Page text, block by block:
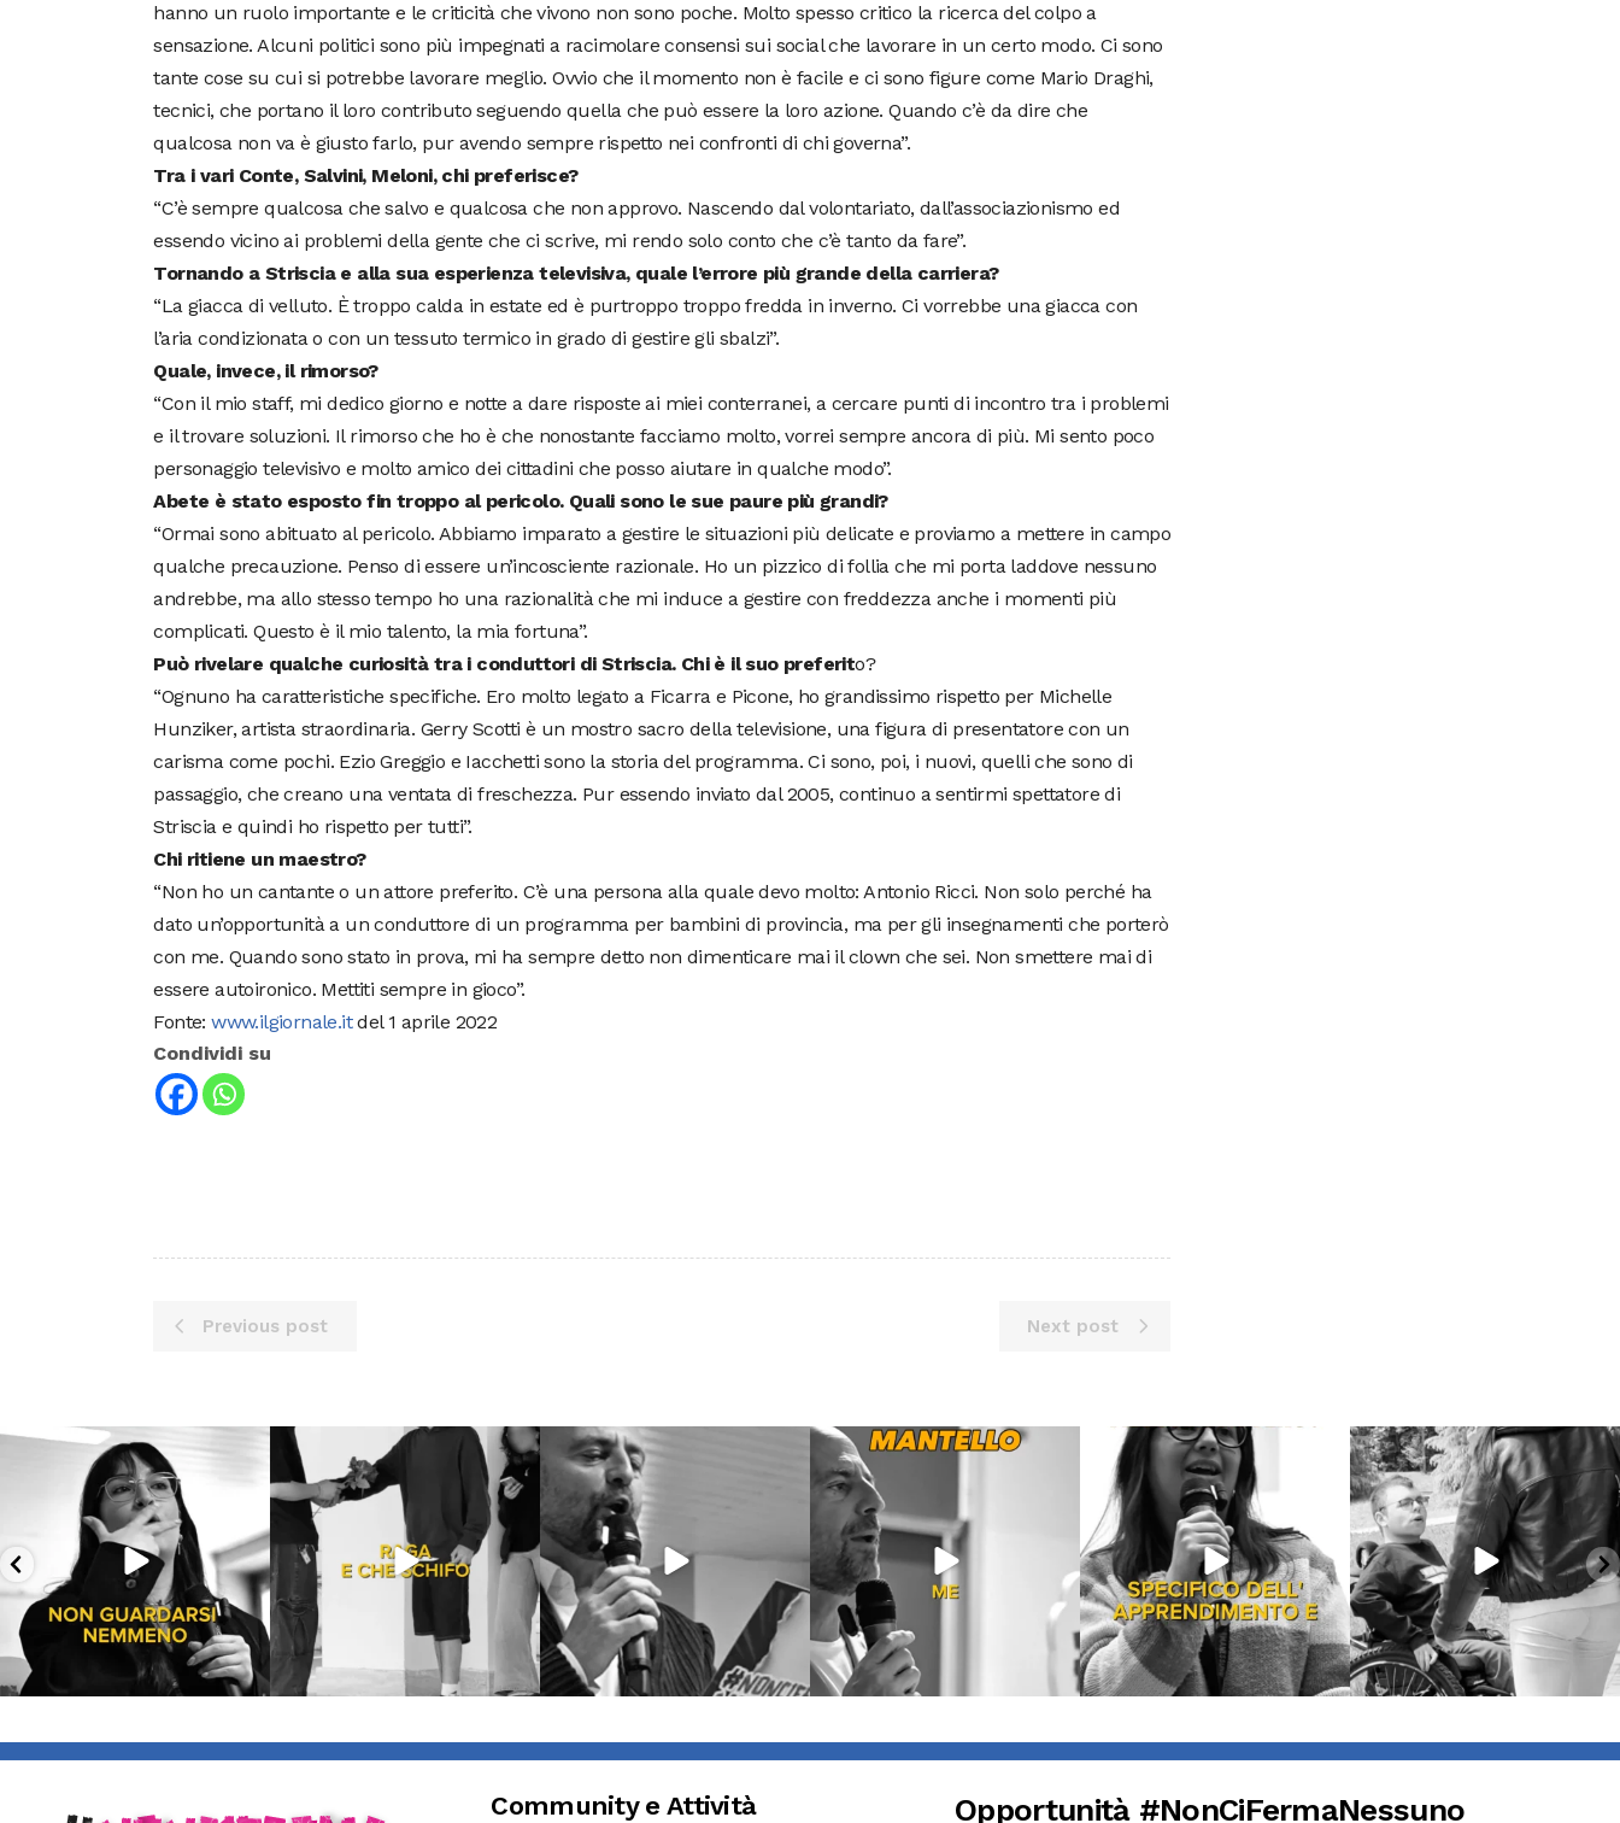
hanno un ruolo importante e le criticità che vivono non sono poche. Molto spesso critico la ricerca del colpo a
sensazione. Alcuni politici sono più impegnati a racimolare consensi sui social che lavorare in un certo modo. Ci sono
tante cose su cui si potrebbe lavorare meglio. Ovvio che il momento non è facile e ci sono figure come Mario Draghi,
tecnici, che portano il loro contributo seguendo quella che può essere la loro azione. Quando c’è da dire che
qualcosa non va è giusto farlo, pur avendo sempre rispetto nei confronti di chi governa”.
Tra i vari Conte, Salvini, Meloni, chi preferisce?
“C’è sempre qualcosa che salvo e qualcosa che non approvo. Nascendo dal volontariato, dall’associazionismo ed
essendo vicino ai problemi della gente che ci scrive, mi rendo solo conto che c’è tanto da fare”.
Tornando a Striscia e alla sua esperienza televisiva, quale l’errore più grande della carriera?
“La giacca di velluto. È troppo calda in estate ed è purtroppo troppo fredda in inverno. Ci vorrebbe una giacca con
l’aria condizionata o con un tessuto termico in grado di gestire gli sbalzi”.
Quale, invece, il rimorso?
“Con il mio staff, mi dedico giorno e notte a dare risposte ai miei conterranei, a cercare punti di incontro tra i problemi
e il trovare soluzioni. Il rimorso che ho è che nonostante facciamo molto, vorrei sempre ancora di più. Mi sento poco
personaggio televisivo e molto amico dei cittadini che posso aiutare in qualche modo”.
Abete è stato esposto fin troppo al pericolo. Quali sono le sue paure più grandi?
“Ormai sono abituato al pericolo. Abbiamo imparato a gestire le situazioni più delicate e proviamo a mettere in campo
qualche precauzione. Penso di essere un’incosciente razionale. Ho un pizzico di follia che mi porta laddove nessuno
andrebbe, ma allo stesso tempo ho una razionalità che mi induce a gestire con freddezza anche i momenti più
complicati. Questo è il mio talento, la mia fortuna”.
Può rivelare qualche curiosità tra i conduttori di Striscia. Chi è il suo preferito?
“Ognuno ha caratteristiche specifiche. Ero molto legato a Ficarra e Picone, ho grandissimo rispetto per Michelle
Hunziker, artista straordinaria. Gerry Scotti è un mostro sacro della televisione, una figura di presentatore con un
carisma come pochi. Ezio Greggio e Iacchetti sono la storia del programma. Ci sono, poi, i nuovi, quelli che sono di
passaggio, che creano una ventata di freschezza. Pur essendo inviato dal 2005, continuo a sentirmi spettatore di
Striscia e quindi ho rispetto per tutti”.
Chi ritiene un maestro?
“Non ho un cantante o un attore preferito. C’è una persona alla quale devo molto: Antonio Ricci. Non solo perché ha
dato un’opportunità a un conduttore di un programma per bambini di provincia, ma per gli insegnamenti che porterò
con me. Quando sono stato in prova, mi ha sempre detto non dimenticare mai il clown che sei. Non smettere mai di
essere autoironico. Mettiti sempre in gioco”.
Fonte:www.ilgiornale.itdel 1 aprile 2022
Condividi su
Previous post Next post
Lug 13
199 10
Lug 9
54
Giu 18 Giu 16
7000 383
Giu 14
287 14
Community e Attività Opportunità #NonCiFermaNessuno